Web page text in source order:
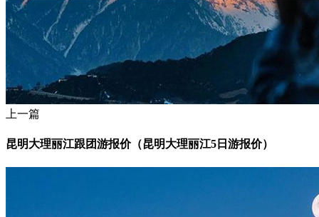
上一篇
昆明大理丽江跟团游报价（昆明大理丽江5日游报价）